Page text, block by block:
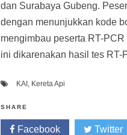
dan Surabaya Gubeng.
dengan menunjukkan kode
mengimbau peserta RT-
ini dikarenakan hasil tes
KAI , Kereta Api
SHARE
Facebook Twitter